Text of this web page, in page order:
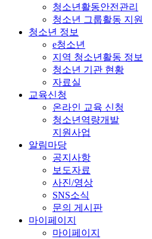
청소년활동안전관리
청소년 그룹활동 지원
청소년 정보
e청소년
지역 청소년활동 정보
청소년 기관 현황
자료실
교육신청
온라인 교육 신청
청소년역량개발
지원사업
알림마당
공지사항
보도자료
사진/영상
SNS소식
문의 게시판
마이페이지
마이페이지